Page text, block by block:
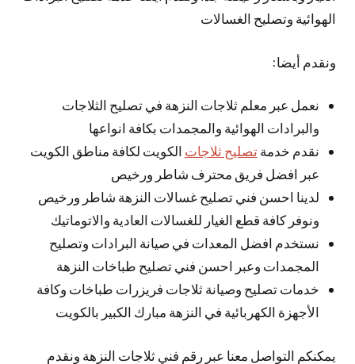
الهوائية وتصليح الغسالات
ونقدم أيضا:
نعمل عبر معلم ثلاجات النزهة في تصليح الثلاجات
والبرادات الهوائية والمجمدات بكافة انواعها
نقدم خدمةتصليح ثلاجات الكويت لكافة مناطق الكويت
عبر افضل فريق محترف شاطر ورخيص
لدينا احسن فني تصليح غسالات النزهة شاطر ورخيص
ونوفر كافة قطع الغيار للغسالات العادية والاتوماتيك
نستخدم افضل المعدات في صيانة البرادات وتصليح
المجمدات وعبر احسن فني تصليح طباخات النزهة
خدمات تصليح وصيانة ثلاجات فريزرات طباخات وكافة
الأجهزة الكهربائية في النزهة مبارك الكبير بالكويت
يمكنكم التواصل معنا عبر رقم فني ثلاجات النزهة ونقدم